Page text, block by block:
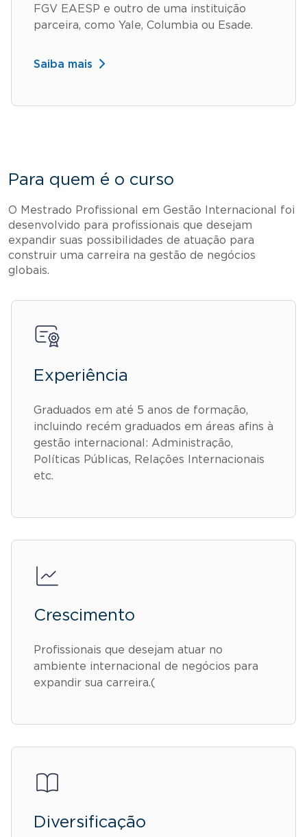
FGV EAESP e outro de uma instituição
parceira, como Yale, Columbia ou Esade.
Saiba mais
Para quem é o curso
O Mestrado Profissional em Gestão Internacional foi
desenvolvido para profissionais que desejam
expandir suas possibilidades de atuação para
construir uma carreira na gestão de negócios
globais.
Experiência
Graduados em até 5 anos de formação,
incluindo recém graduados em áreas afins à
gestão internacional: Administração,
Políticas Públicas, Relações Internacionais
etc.
Crescimento
Profissionais que desejam atuar no
ambiente internacional de negócios para
expandir sua carreira.(
Diversificação